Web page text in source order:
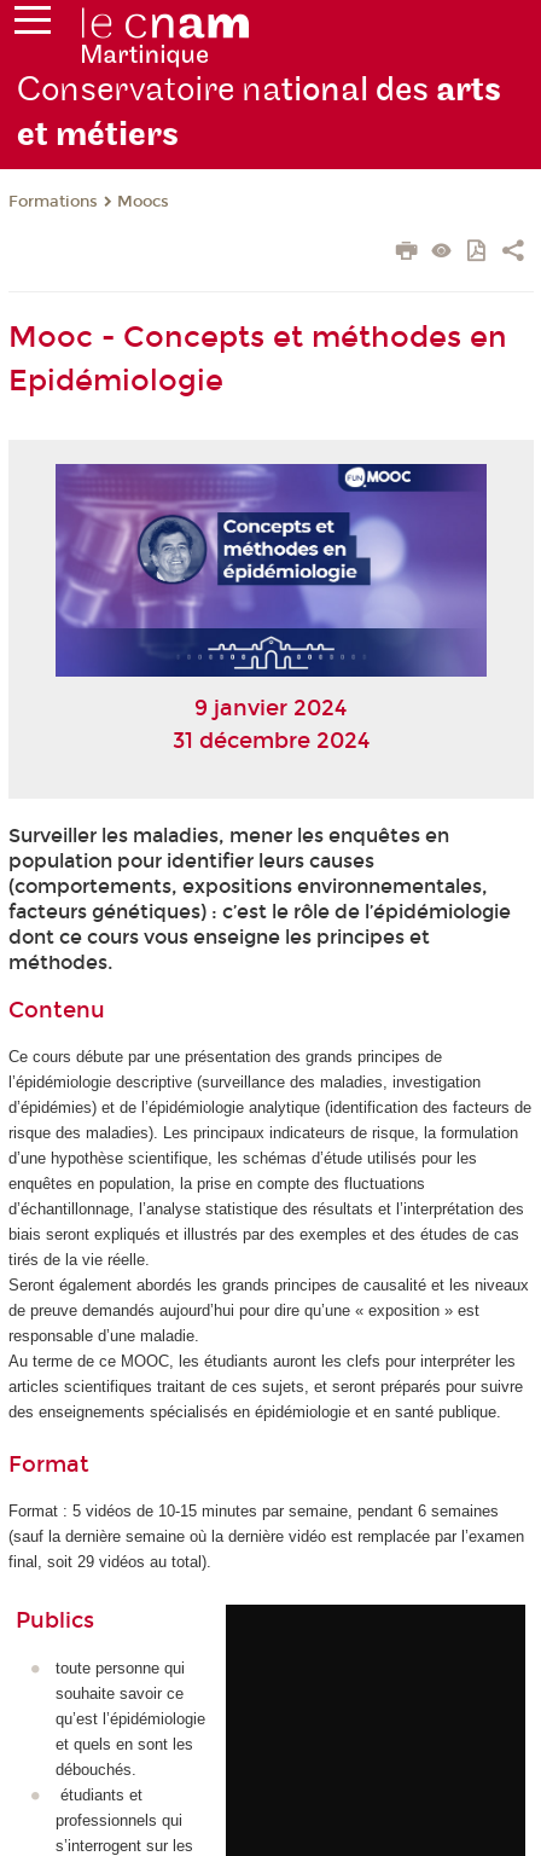
Conservatoire national des arts
et métiers
Formations Moocs
Mooc - Concepts et méthodes en
Epidémiologie
9 janvier 2024
31 décembre 2024
Surveiller les maladies, mener les enquêtes en
population pour identifier leurs causes
(comportements, expositions environnementales,
facteurs génétiques) : c’est le rôle de l’épidémiologie
dont ce cours vous enseigne les principes et
méthodes.
Contenu
Ce cours débute par une présentation des grands principes de
l’épidémiologie descriptive (surveillance des maladies, investigation
d’épidémies) et de l’épidémiologie analytique (identification des facteurs de
risque des maladies). Les principaux indicateurs de risque, la formulation
d’une hypothèse scientifique, les schémas d’étude utilisés pour les
enquêtes en population, la prise en compte des fluctuations
d’échantillonnage, l’analyse statistique des résultats et l’interprétation des
biais seront expliqués et illustrés par des exemples et des études de cas
tirés de la vie réelle.
Seront également abordés les grands principes de causalité et les niveaux
de preuve demandés aujourd’hui pour dire qu’une « exposition » est
responsable d’une maladie.
Au terme de ce MOOC, les étudiants auront les clefs pour interpréter les
articles scientifiques traitant de ces sujets, et seront préparés pour suivre
des enseignements spécialisés en épidémiologie et en santé publique.
Format
Format : 5 vidéos de 10-15 minutes par semaine, pendant 6 semaines
(sauf la dernière semaine où la dernière vidéo est remplacée par l’examen
final, soit 29 vidéos au total).
Publics
toute personne qui
souhaite savoir ce
qu’est l’épidémiologie
et quels en sont les
débouchés.
étudiants et
professionnels qui
s’interrogent sur les